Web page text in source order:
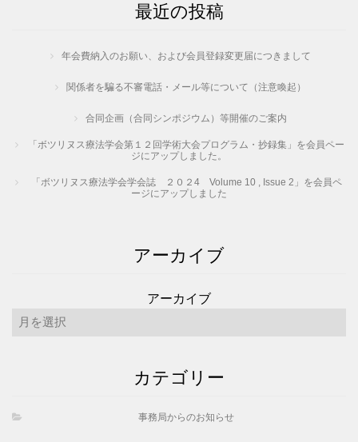
最近の投稿
年会費納入のお願い、および会員登録変更届につきまして
関係者を騙る不審電話・メール等について（注意喚起）
合同企画（合同シンポジウム）等開催のご案内
「ボツリヌス療法学会第１２回学術大会プログラム・抄録集」を会員ペー
ジにアップしました。
「ボツリヌス療法学会学会誌 ２０２4 Volume 10 , Issue 2」を会員ペ
ージにアップしました
アーカイブ
アーカイブ
カテゴリー
事務局からのお知らせ